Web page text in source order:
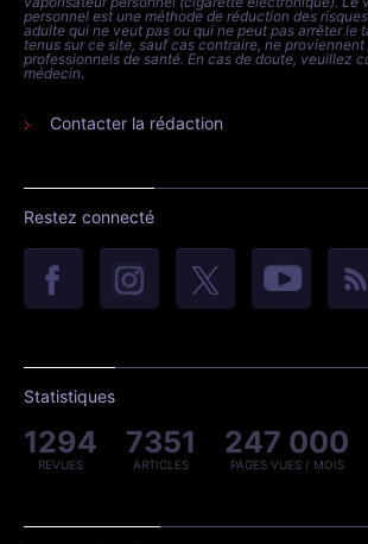
personnel est une méthode de réduction des
adulte qui ne veut pas ou qui ne peut pas arrêter le
tenus sur ce site, sauf cas contraire, ne proviennent
professionnels de santé. En cas de doute, veuillez
médecin.
Contacter la rédaction
Restez connecté
Statistiques
1294
REVUES
7351
ARTICLES
247 000
PAGES VUES / MOIS